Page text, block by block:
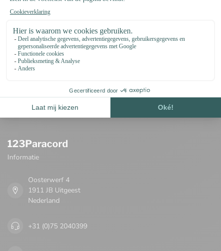
Op de hoogte blijven van nieuwe producten
Blijf op de hoogte over onze laatste acties
123Paracord
Informatie
Oosterwerf 4
1911 JB Uitgeest
Nederland
+31 (0)75 2040399